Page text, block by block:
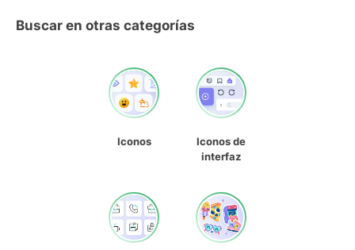
Buscar en otras categorías
Iconos
Iconos de
interfaz